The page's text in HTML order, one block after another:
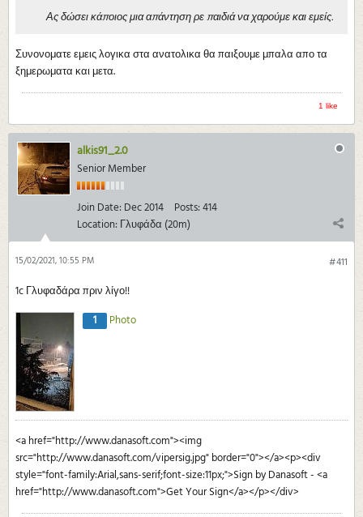
Ας δώσει κάποιος μια απάντηση ρε παιδιά να χαρούμε και εμείς.
Συνονοματε εμεις λογικα στα ανατολικα θα παιξουμε μπαλα απο τα
ξημερωματα και μετα.
1 like
alkis91_2.0
Senior Member
Join Date: Dec 2014 Posts:414
Location: Γλυφάδα (20m)
#411
15/02/2021, 10:55 PM
1c Γλυφαδάρα πριν λίγο!!
1
Photo
<a href="http://www.danasoft.com"><img
src="http://www.danasoft.com/vipersig.jpg" border="0"></a><p><div
style="font-family:Arial,sans-serif;font-size:11px;">Sign by Danasoft - <a
href="http://www.danasoft.com">Get Your Sign</a></p></div>